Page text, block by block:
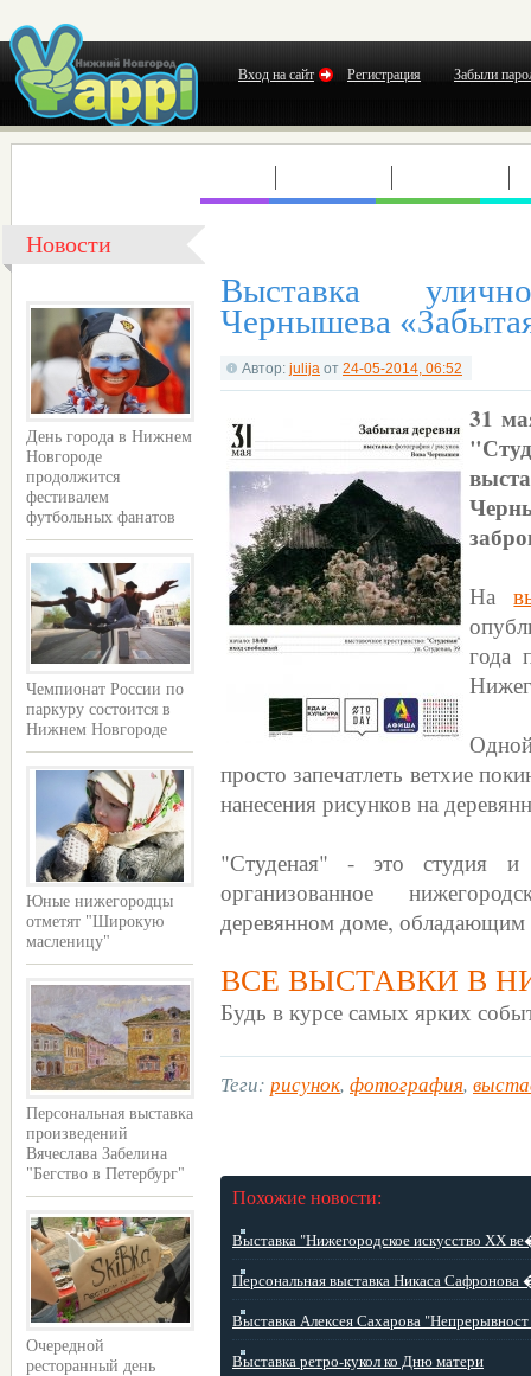
Вход на сайт Регистрация Забыли
Новости
День города в Нижнем
Новгороде
продолжится
фестивалем
футбольных фанатов
Чемпионат России по
паркуру состоится в
Нижнем Новгороде
Юные нижегородцы
отметят "Широкую
масленицу"
Персональная выставка
произведений
Вячеслава Забелина
"Бегство в Петербург"
Очередной
ресторанный день
Выставка
Чернышева
Автор: julija от 24-05-2014, 06:52
31
На
года
просто запечатлеть ветхие
нанесения рисунков на
"Студеная" - это студия и
организованное
деревянном доме, обладающим
ВСЕ ВЫСТАВКИ В
Будь в курсе самых ярких
Теги: рисунок, фотография,
Похожие новости:
Выставка "Нижегородское искусство ХХ
Персональная выставка Никаса Сафронова
Выставка Алексея Сахарова "Непрерывност
Выставка ретро-кукол ко Дню матери